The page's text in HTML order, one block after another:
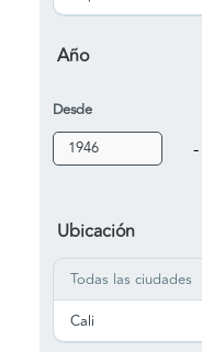
Año
Desde
-
Ubicación
Todas las ciudades
Cali